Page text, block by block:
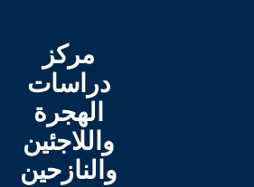
مركز
دراسات
الهجرة
واللاجئين
والنازحين